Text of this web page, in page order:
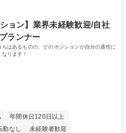
問合せ、相談対応 ・その他日常の総務
ョン】業界未経験歓迎/自社
ランナー
ちはあるものの、どのポジションが自分の適性に
ります！
年間休日120日以上
勤なし
未経験者歓迎